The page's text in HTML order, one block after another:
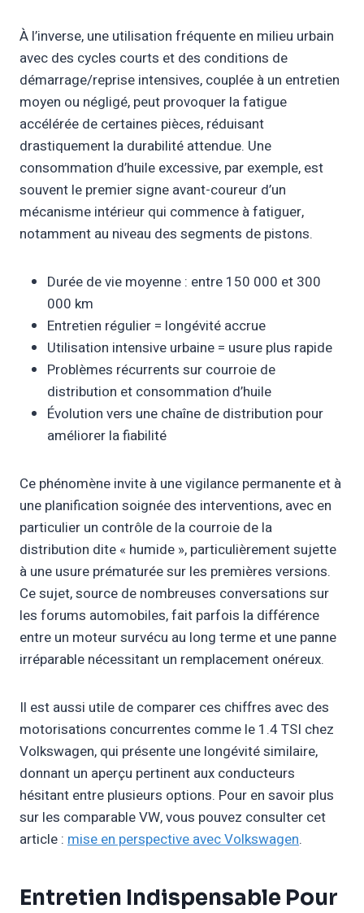
À l’inverse, une utilisation fréquente en milieu urbain
avec des cycles courts et des conditions de
démarrage/reprise intensives, couplée à un entretien
moyen ou négligé, peut provoquer la fatigue
accélérée de certaines pièces, réduisant
drastiquement la durabilité attendue. Une
consommation d’huile excessive, par exemple, est
souvent le premier signe avant-coureur d’un
mécanisme intérieur qui commence à fatiguer,
notamment au niveau des segments de pistons.
Durée de vie moyenne : entre 150 000 et 300
000 km
Entretien régulier = longévité accrue
Utilisation intensive urbaine = usure plus rapide
Problèmes récurrents sur courroie de
distribution et consommation d’huile
Évolution vers une chaîne de distribution pour
améliorer la fiabilité
Ce phénomène invite à une vigilance permanente et à
une planification soignée des interventions, avec en
particulier un contrôle de la courroie de la
distribution dite « humide », particulièrement sujette
à une usure prématurée sur les premières versions.
Ce sujet, source de nombreuses conversations sur
les forums automobiles, fait parfois la différence
entre un moteur survécu au long terme et une panne
irréparable nécessitant un remplacement onéreux.
Il est aussi utile de comparer ces chiffres avec des
motorisations concurrentes comme le 1.4 TSI chez
Volkswagen, qui présente une longévité similaire,
donnant un aperçu pertinent aux conducteurs
hésitant entre plusieurs options. Pour en savoir plus
sur les comparable VW, vous pouvez consulter cet
article : mise en perspective avec Volkswagen.
Entretien Indispensable Pour